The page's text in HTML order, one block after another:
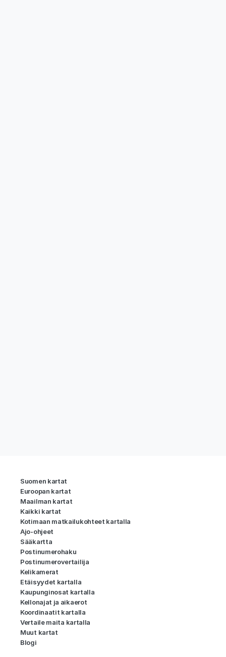
Suomen kartat
Euroopan kartat
Maailman kartat
Kaikki kartat
Kotimaan matkailukohteet kartalla
Ajo-ohjeet
Sääkartta
Postinumerohaku
Postinumerovertailija
Kelikamerat
Etäisyydet kartalla
Kaupunginosat kartalla
Kellonajat ja aikaerot
Koordinaatit kartalla
Vertaile maita kartalla
Muut kartat
Blogi